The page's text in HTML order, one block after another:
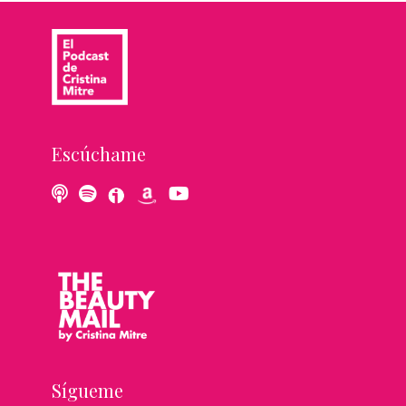
Escúchame
Sígueme